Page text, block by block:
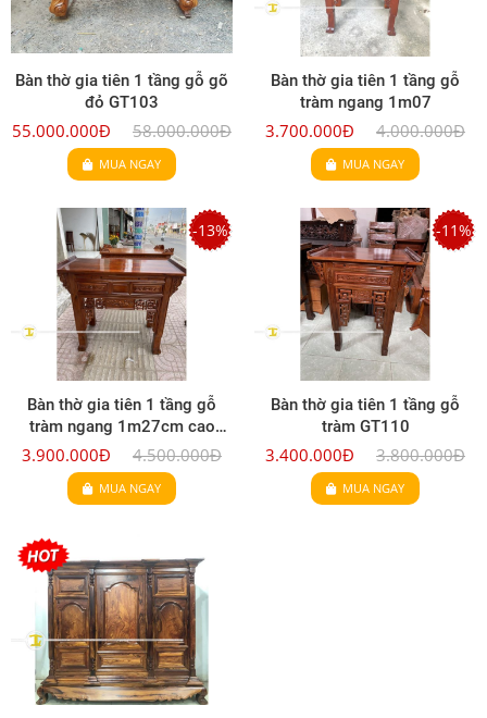
Bàn thờ gia tiên 1 tầng gỗ gõ
đỏ GT103
55.000.000Đ 58.000.000Đ
MUA NGAY
Bàn thờ gia tiên 1 tầng gỗ
tràm ngang 1m07
3.700.000Đ 4.000.000Đ
MUA NGAY
-13%
Bàn thờ gia tiên 1 tầng gỗ
tràm ngang 1m27cm cao
1m07 sâu 60cm - GT108
3.900.000Đ 4.500.000Đ
MUA NGAY
-11%
Bàn thờ gia tiên 1 tầng gỗ
tràm GT110
3.400.000Đ 3.800.000Đ
MUA NGAY